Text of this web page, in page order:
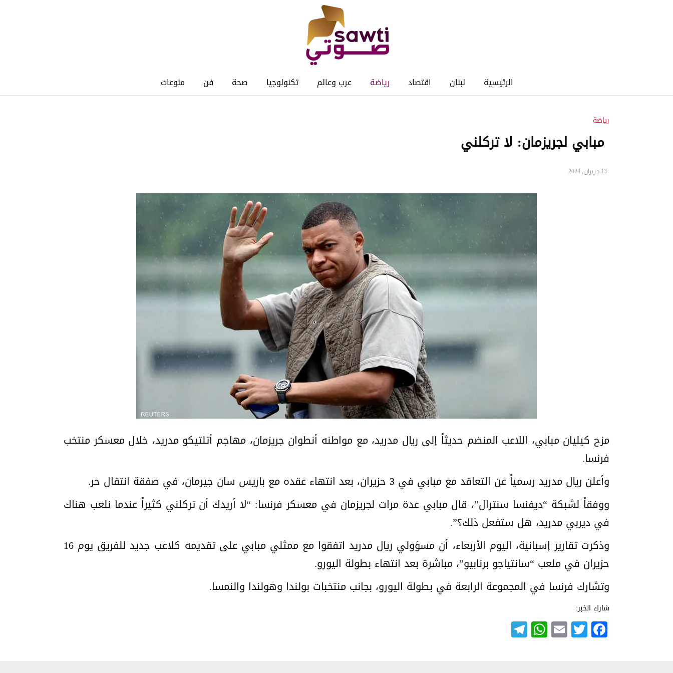
الرئيسية لبنان اقتصاد رياضة عرب وعالم تكنولوجيا صحة فن منوعات
رياضة
مبابي لجريزمان: لا تركلني
13 حزيران, 2024
مزح كيليان مبابي، اللاعب المنضم حديثاً إلى ريال مدريد، مع مواطنه أنطوان جريزمان، مهاجم أتلتيكو مدريد، خلال معسكر منتخب
فرنسا.
وأعلن ريال مدريد رسمياً عن التعاقد مع مبابي في 3 حزيران، بعد انتهاء عقده مع باريس سان جيرمان، في صفقة انتقال حر.
ووفقاً لشبكة “ديفنسا سنترال”، قال مبابي عدة مرات لجريزمان في معسكر فرنسا: “لا أريدك أن تركلني كثيراً عندما نلعب هناك
في ديربي مدريد، هل ستفعل ذلك؟”.
وذكرت تقارير إسبانية، اليوم الأربعاء، أن مسؤولي ريال مدريد اتفقوا مع ممثلي مبابي على تقديمه كلاعب جديد للفريق يوم 16
حزيران في ملعب “سانتياجو برنابيو”، مباشرة بعد انتهاء بطولة اليورو.
وتشارك فرنسا في المجموعة الرابعة في بطولة اليورو، بجانب منتخبات بولندا وهولندا والنمسا.
شارك الخبر:
Facebook
Twitter
Email
WhatsApp